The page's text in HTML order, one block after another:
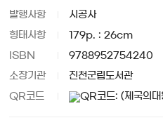
발행사항 시공사
형태사항 179p. : 26cm
ISBN 9788952754240
소장기관 진천군립도서관
QR코드